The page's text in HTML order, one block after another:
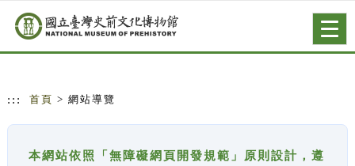
跳到主要內容
網站導覽
::: 首頁 > 網站導覽
本網站依照「無障礙網頁開發規範」原則設計，遵